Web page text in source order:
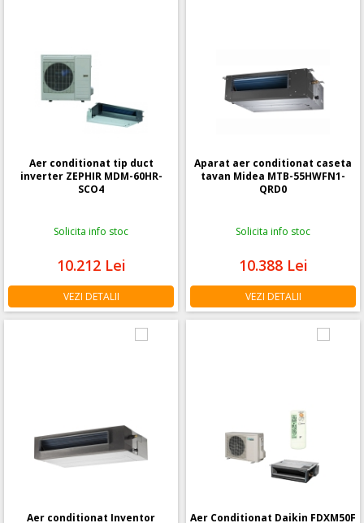
Aer conditionat tip duct
inverter ZEPHIR MDM-60HR-
SCO4
Solicita info stoc
10.212 Lei
VEZI DETALII
Aparat aer conditionat caseta
tavan Midea MTB-55HWFN1-
QRD0
Solicita info stoc
10.388 Lei
VEZI DETALII
Aer conditionat Inventor
Aer Conditionat Daikin FDXM50F